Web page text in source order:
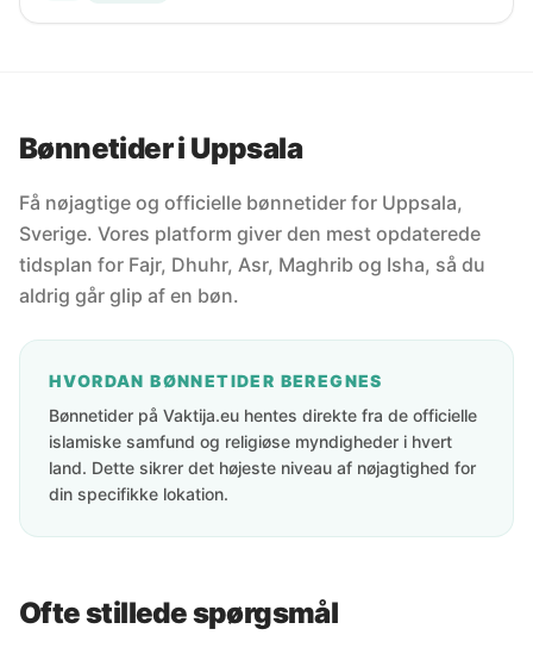
Bønnetider i Uppsala
Få nøjagtige og officielle bønnetider for Uppsala,
Sverige. Vores platform giver den mest opdaterede
tidsplan for Fajr, Dhuhr, Asr, Maghrib og Isha, så du
aldrig går glip af en bøn.
HVORDAN BØNNETIDER BEREGNES
Bønnetider på Vaktija.eu hentes direkte fra de officielle
islamiske samfund og religiøse myndigheder i hvert
land. Dette sikrer det højeste niveau af nøjagtighed for
din specifikke lokation.
Ofte stillede spørgsmål